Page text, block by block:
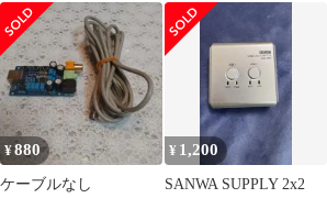
¥880
ケーブルなし
¥ 1,200
SANWA SUPPLY 2x2